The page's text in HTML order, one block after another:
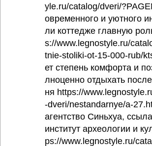
yle.ru/catalog/dveri/
овременного и уютного
ли коттедже главную
s://www.legnostyle.ru/
tnie-stoliki-ot-15-000-rub/
ет степень комфорта и
лноценно отдыхать
ня https://
-dveri/nestandarnye/a-
агентство Синьхуа,
институт археологии и
ps://www.legnostyle.ru/